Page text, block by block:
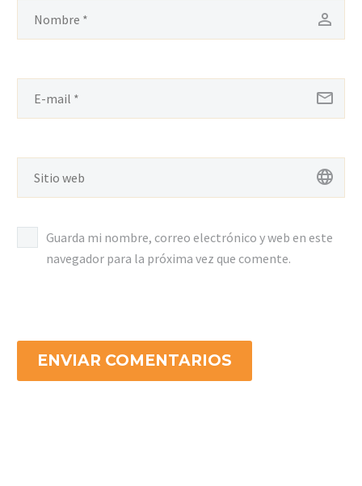
Guarda mi nombre, correo electrónico y web en este
navegador para la próxima vez que comente.
ENVIAR COMENTARIOS